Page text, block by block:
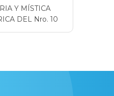
Y MÍSTICA
DEL Nro. 10